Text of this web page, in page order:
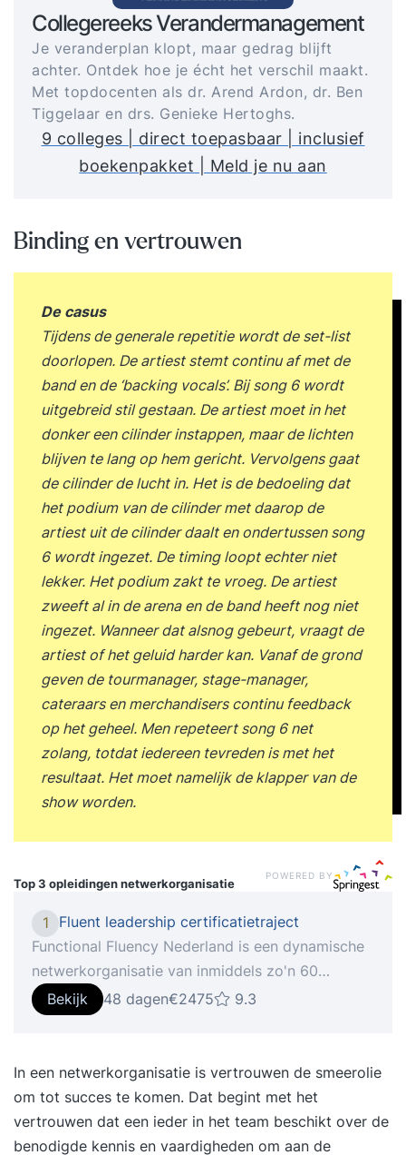
Collegereeks Verandermanagement
Je veranderplan klopt, maar gedrag blijft
achter. Ontdek hoe je écht het verschil maakt.
Met topdocenten als dr. Arend Ardon, dr. Ben
Tiggelaar en drs. Genieke Hertoghs.
9 colleges | direct toepasbaar | inclusief
boekenpakket | Meld je nu aan
Binding en vertrouwen
De casus
Tijdens de generale repetitie wordt de set-list
doorlopen. De artiest stemt continu af met de
band en de ‘backing vocals’. Bij song 6 wordt
uitgebreid stil gestaan. De artiest moet in het
donker een cilinder instappen, maar de lichten
blijven te lang op hem gericht. Vervolgens gaat
de cilinder de lucht in. Het is de bedoeling dat
het podium van de cilinder met daarop de
artiest uit de cilinder daalt en ondertussen song
6 wordt ingezet. De timing loopt echter niet
lekker. Het podium zakt te vroeg. De artiest
zweeft al in de arena en de band heeft nog niet
ingezet. Wanneer dat alsnog gebeurt, vraagt de
artiest of het geluid harder kan. Vanaf de grond
geven de tourmanager, stage-manager,
cateraars en merchandisers continu feedback
op het geheel. Men repeteert song 6 net
zolang, totdat iedereen tevreden is met het
resultaat. Het moet namelijk de klapper van de
show worden.
Top 3 opleidingennetwerkorganisatie
POWERED BY
1
Fluent leadership certificatietraject
Functional Fluency Nederland is een dynamische
netwerkorganisatie van inmiddels zo'n 60
(zelfstandig opererende) trainers, coaches,
leidinggevenden, HR professionals en andere
Functional Fluency Nederland is een dynamische
netwerkorganisatie van inmiddels zo'n 60
(zelfstandig opererende) trainers, coaches,
leidinggevenden, HR professionals en andere
Bekijk 48 dagen€2475 9.3
In een netwerkorganisatie is vertrouwen de smeerolie
om tot succes te komen. Dat begint met het
vertrouwen dat een ieder in het team beschikt over de
benodigde kennis en vaardigheden om aan de